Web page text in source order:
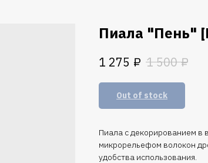
Пиала "Пень"
1 275 ₽ 1 500 ₽
Out of stock
Пиала с декорированием в
микрорельефом волокон
удобства использования.